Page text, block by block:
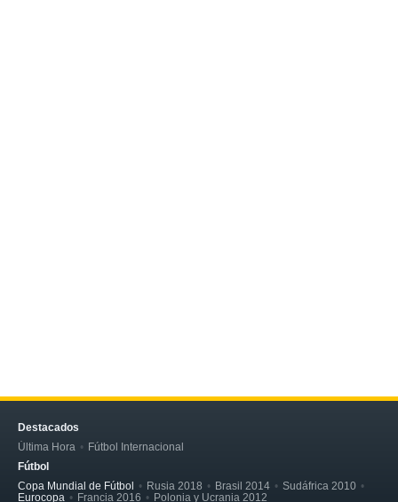
Destacados
Última Hora
Fútbol Internacional
Fútbol
Copa Mundial de Fútbol
Rusia 2018 Brasil 2014
Sudáfrica 2010
Eurocopa
Francia 2016 Polonia y Ucrania 2012